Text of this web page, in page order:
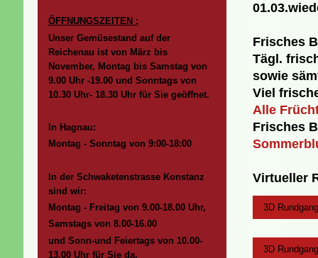
Frisches
Tägl.
sowie
Viel
Alle
Frisches
Virtueller
3D
3D
ÖFFNUNGSZEITEN :
Unser Gemüsestand auf der
Reichenau ist von März bis
November, Montag bis Samstag von
9.00 Uhr -19.00 und Sonntags von
10.30 Uhr- 18.30 Uhr für Sie geöffnet.
In Hagnau:
Montag - Sonntag von 9:00-18:00
In der Schwaketenstrasse Konstanz
sind wir:
Montag - Freitag von 9.00-18.00 Uhr,
Samstags von 8.00-16.00
und Sonn-und Feiertags von 10.00-
13.00 Uhr für Sie da.